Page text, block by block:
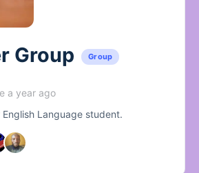
Group Group
a year ago
Language student.